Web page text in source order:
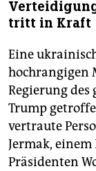
tritt in Kraft
Eine
hochrangigen
Regierung
Trump
vertraute
Jermak,
Präsidenten